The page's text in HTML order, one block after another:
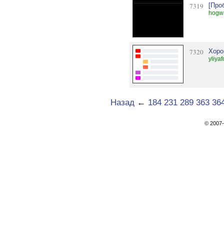
7319
7320
Назад ← 184 231 289 363
©